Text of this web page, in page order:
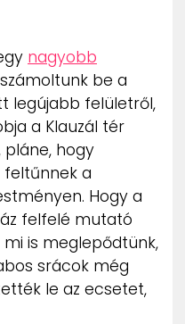
TÁJÉKOZTATÓ
nagyobb
számoltunk be a
legújabb felületről,
a Klauzál tér
hogy
feltűnnek a
Hogy a
felfelé mutató
is meglepődtünk,
srácok még
le az ecsetet,